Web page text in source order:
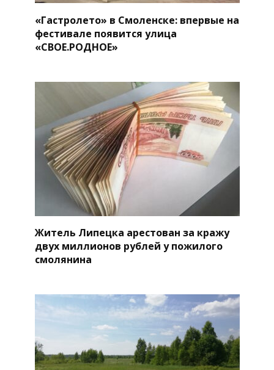
«Гастролето» в Смоленске: впервые на
фестивале появится улица
«СВОЕ.РОДНОЕ»
Житель Липецка арестован за кражу
двух миллионов рублей у пожилого
смолянина